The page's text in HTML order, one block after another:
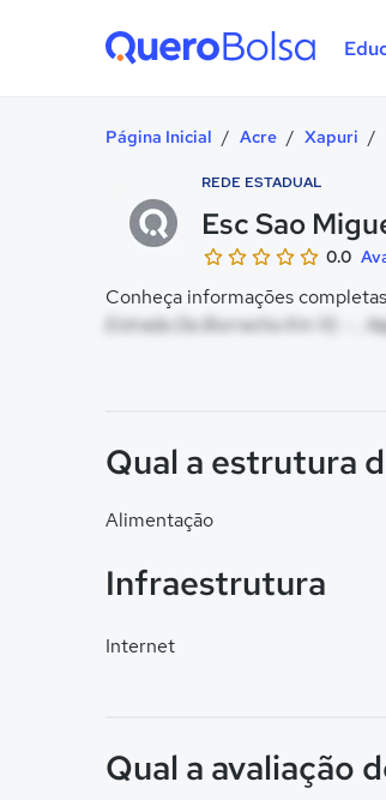
Página Inicial / Acre / Xapuri /
REDE ESTADUAL
Esc Sao
0.0
Conheça informações
Estrada Da Borracha Km 10, - ,
Qual a estrutura
Alimentação
Infraestrutura
Internet
Qual a avaliação